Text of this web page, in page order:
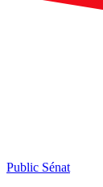
Public Sénat